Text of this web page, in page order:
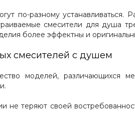
по-разному
смесители для душа
более эффектны и
смесителей с душем
моделей, различающихся
не теряют своей